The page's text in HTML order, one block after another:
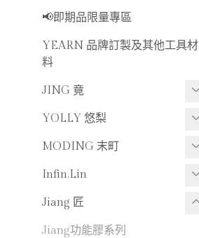
📢即期品限量專區
YEARN 品牌訂製及其他工具材
料
JING 竟
JING素材粉系列
JING工具及周邊商品
YOLLY 悠梨
YOLLY工具系列
MODING 末町
MODING功能膠系列
- MODING罐裝功能膠
- MODING瓶裝功能膠
Infin.Lin
Infin.Lin功能膠系列
-
Infin.Lin瓶裝功能膠
Jiang 匠
Jiang功能膠系列